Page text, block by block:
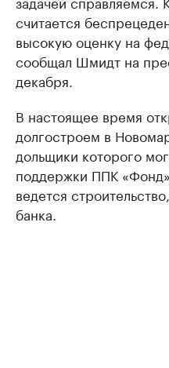
считается
высокую оценку на
сообщал Шмидт на
декабря.
В настоящее время
долгостроем в
дольщики которого
поддержки ППК
ведется строительство,
банка.